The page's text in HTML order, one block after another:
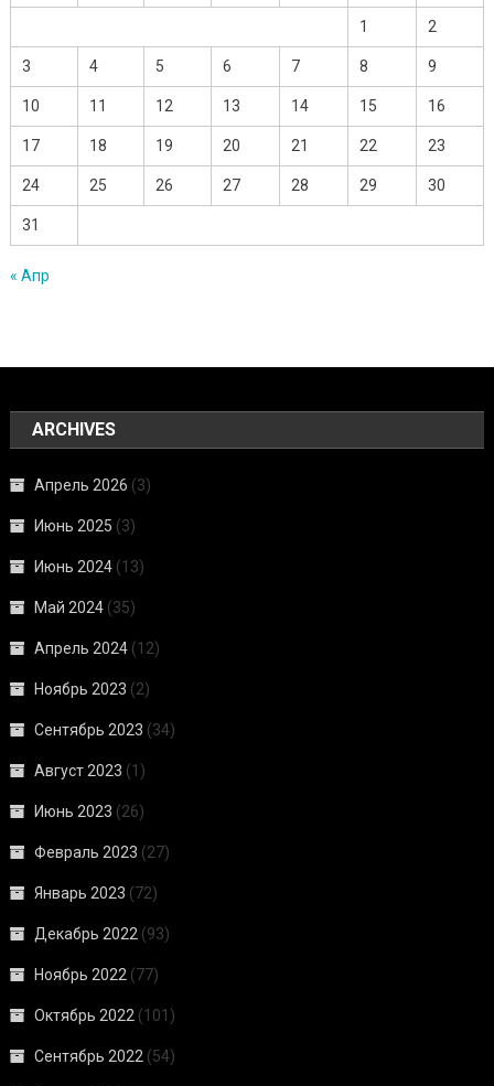
1 2
3 4 5 6 7 8 9
10 11 12 13 14 15 16
17 18 19 20 21 22 23
24 25 26 27 28 29 30
31
« Апр
ARCHIVES
Апрель 2026 (3)
Июнь 2025 (3)
Июнь 2024 (13)
Май 2024 (35)
Апрель 2024 (12)
Ноябрь 2023 (2)
Сентябрь 2023 (34)
Август 2023 (1)
Июнь 2023 (26)
Февраль 2023 (27)
Январь 2023 (72)
Декабрь 2022 (93)
Ноябрь 2022 (77)
Октябрь 2022 (101)
Сентябрь 2022 (54)